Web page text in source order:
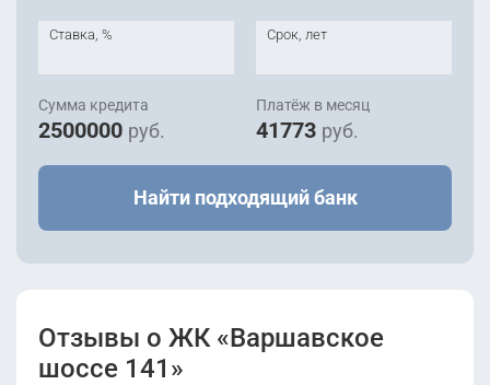
Ставка, % Срок, лет
Сумма кредита
2500000 руб.
Платёж в месяц
41773 руб.
Найти подходящий банк
Отзывы о ЖК «Варшавское
шоссе 141»